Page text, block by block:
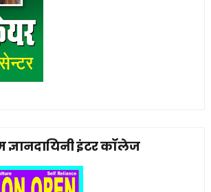
इंटर कॉलेज